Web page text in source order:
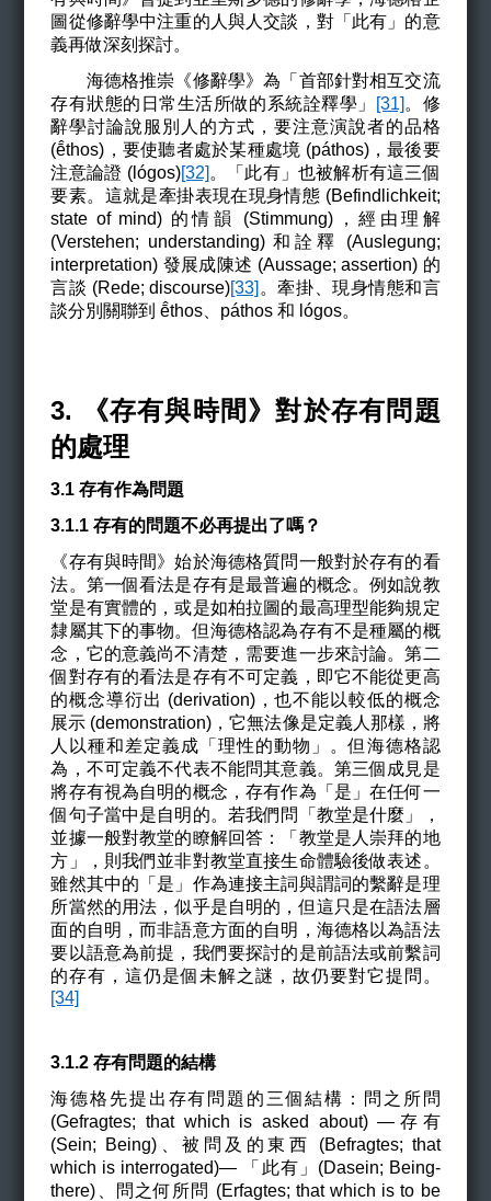
圖從修辭學中注重的人與人交談，對「此有」的意
義再做深刻探討。
海德格推崇《修辭學》為「首部針對相互交流
存有狀態的日常生活所做的系統詮釋學」
[31] 。修
辭學討論說服別人的方式，要注意演說者的品格
(ē̂thos) ，要使聽者處於某種處境 (páthos)，最後要
注意論證 (lógos)[32] 。「此有」也被解析有這三個
要素。這就是牽掛表現在現身情態 (Befindlichkeit;
state of mind) 的情韻 (Stimmung)，經由理解
(Verstehen; understanding) 和詮釋 (Auslegung;
interpretation) 發展成陳述 (Aussage; assertion) 的
言談 (Rede; discourse)[33] 。牽掛、現身情態和言
談分別關聯到ē̂thos 、páthos 和 lógos。
3. 《存有與時間》對於存有問題
的處理
3.1存有作為問題
3.1.1存有的問題不必再提出了嗎？
《存有與時間》始於海德格質問一般對於存有的看
法。第一個看法是存有是最普遍的概念。例如說教
堂是有實體的，或是如柏拉圖的最高理型能夠規定
隸屬其下的事物。但海德格認為存有不是種屬的概
念，它的意義尚不清楚，需要進一步來討論。第二
個對存有的看法是存有不可定義，即它不能從更高
的概念導衍出 (derivation)，也不能以較低的概念
展示 (demonstration)，它無法像是定義人那樣，將
人以種和差定義成「理性的動物」。但海德格認
為，不可定義不代表不能問其意義。第三個成見是
將存有視為自明的概念，存有作為「是」在任何一
個句子當中是自明的。若我們問「教堂是什麼」，
並據一般對教堂的瞭解回答：「教堂是人崇拜的地
方」，則我們並非對教堂直接生命體驗後做表述。
雖然其中的「是」作為連接主詞與謂詞的繫辭是理
所當然的用法，似乎是自明的，但這只是在語法層
面的自明，而非語意方面的自明，海德格以為語法
要以語意為前提，我們要探討的是前語法或前繫詞
的存有，這仍是個未解之謎，故仍要對它提問。
[34]
3.1.2存有問題的結構
海德格先提出存有問題的三個結構：問之所問
(Gefragtes;that which is asked about)—存有
(Sein;
Being)、被問及的東西 (Befragtes; that
which is interrogated)— 「此有」(Dasein; Being-
there) 、問之何所問 (Erfagtes; that which is to be